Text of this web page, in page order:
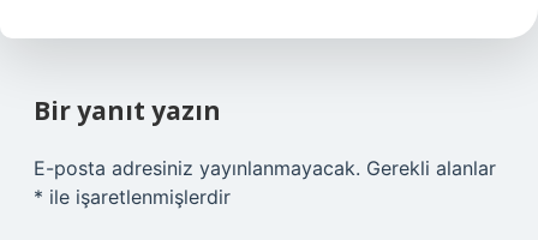
Bir yanıt yazın
E-posta adresiniz yayınlanmayacak. Gerekli alanlar
* ile işaretlenmişlerdir